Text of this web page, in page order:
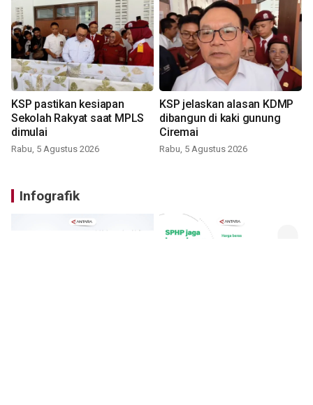
KSP pastikan kesiapan
Sekolah Rakyat saat MPLS
dimulai
Rabu, 5 Agustus 2026
KSP jelaskan alasan KDMP
dibangun di kaki gunung
Ciremai
Rabu, 5 Agustus 2026
Infografik